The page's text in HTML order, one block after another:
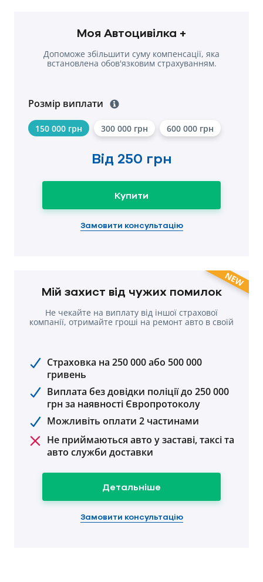
Моя Автоцивілка +
Допоможе збільшити суму компенсації, яка
встановлена обов'язковим страхуванням.
Розмір виплати
150 000 грн 300 000 грн 600 000 грн
Від 250 грн
Купити
Замовити консультацію
NEW
Мій захист від чужих помилок
Не чекайте на виплату від іншої страхової
компанії, отримайте гроші на ремонт авто в cвоїй
Страховка на 250 000 або 500 000
гривень
Виплата без довідки поліції до 250 000
грн за наявності Європротоколу
Можливіть оплати 2 частинами
Не приймаються авто у заставі, таксі та
авто служби доставки
Детальніше
Замовити консультацію